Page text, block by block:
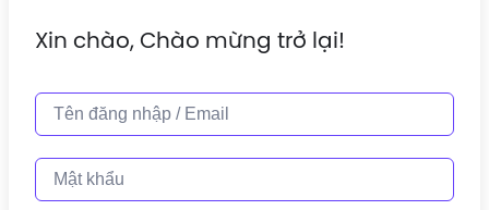
Xin chào, Chào mừng trở lại!